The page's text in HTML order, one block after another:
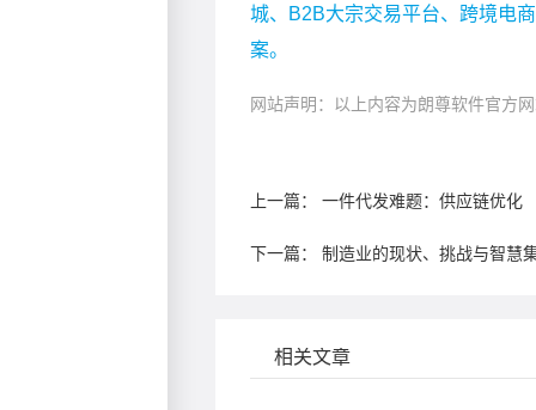
城、B2B大宗交易平台、跨境电
案。
网站声明：以上内容为朗尊软件官方
上一篇： 一件代发难题：供应链优化
下一篇： 制造业的现状、挑战与智慧
相关文章